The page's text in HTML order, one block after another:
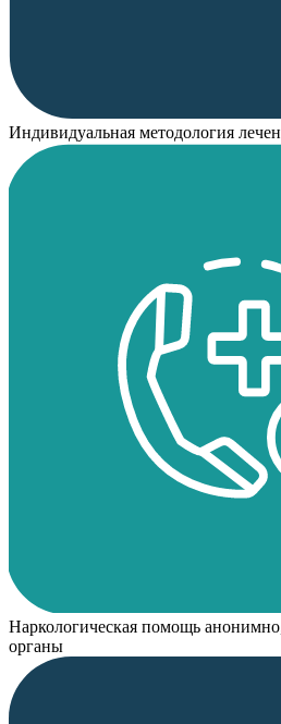
Индивидуальная методология
Наркологическая помощь
органы